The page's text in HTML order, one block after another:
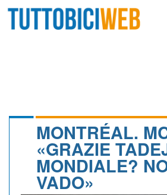
CALENDARIO
MONTRÉAL.
«GRAZIE
MONDIALE?
VADO»